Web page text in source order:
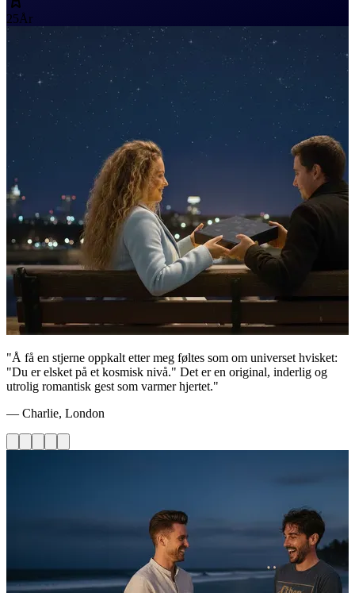
25År
"Å få en stjerne oppkalt etter meg føltes som om universet hvisket:
"Du er elsket på et kosmisk nivå." Det er en original, inderlig og
utrolig romantisk gest som varmer hjertet."
— Charlie, London